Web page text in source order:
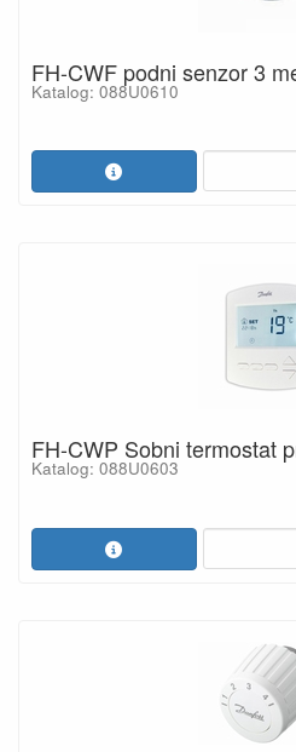
FH-CWF podni senzor 3
Katalog: 088U0610
FH-CWP Sobni termostat
Katalog: 088U0603